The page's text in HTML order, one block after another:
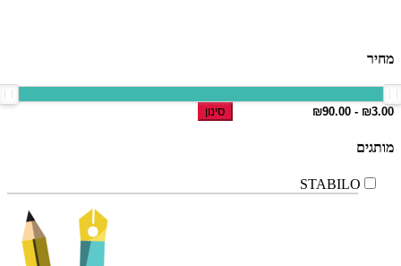
מחיר
סינון
מותגים
STABILO